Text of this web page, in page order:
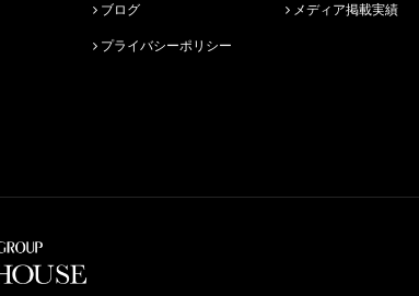
ブログ
プライバシーポリシー
メディア掲載実績